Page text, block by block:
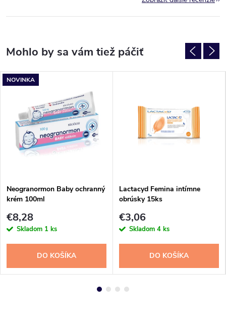
NOVINKA
Neogranormon Baby ochranný
krém 100ml
€8,28
Skladom 1 ks
DO KOŠÍKA
Lactacyd Femina intímne
obrúsky 15ks
€3,06
Skladom 4 ks
DO KOŠÍKA